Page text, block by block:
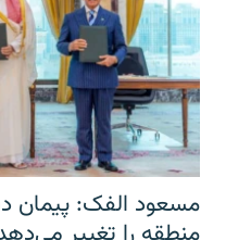
مسعود الفک: پیمان